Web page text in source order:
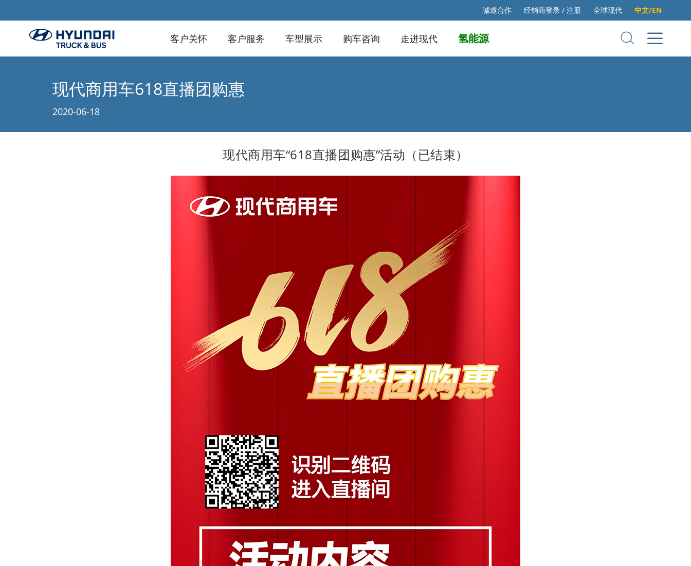
诚邀合作 经销商登录 / 注册 全球现代 中文/EN
客户关怀 客户服务 车型展示 购车咨询 走进现代 氢能源
现代商用车618直播团购惠
2020-06-18
现代商用车“618直播团购惠”活动（已结束）